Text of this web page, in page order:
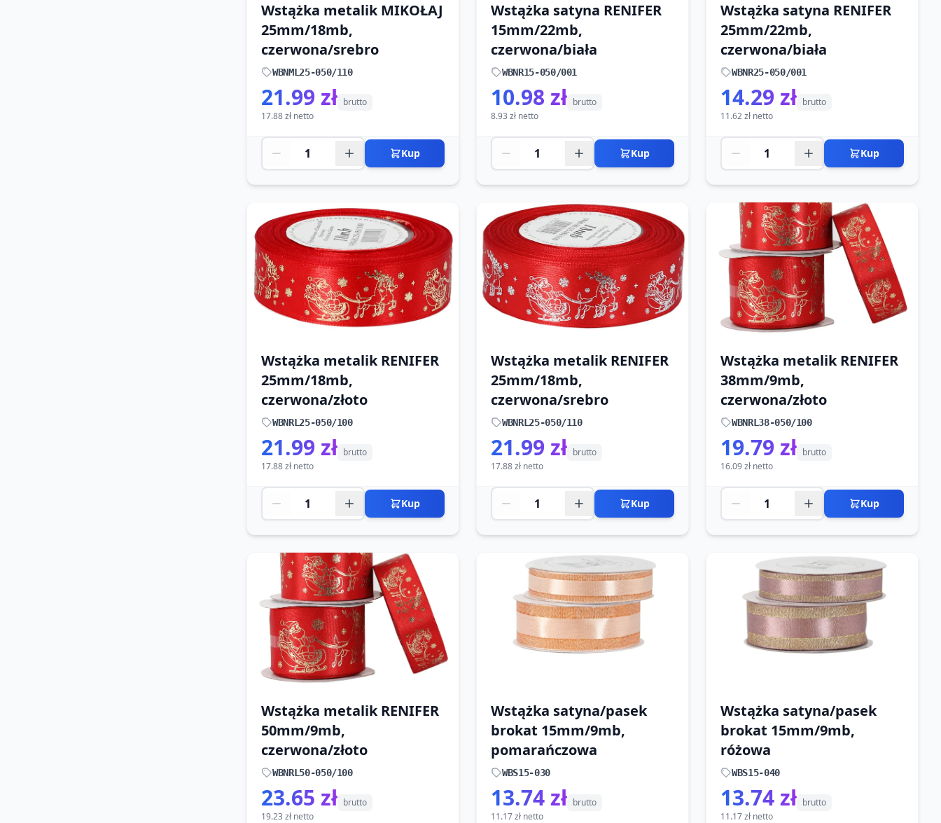
Wstążka metalik MIKOŁAJ
25mm/18mb,
czerwona/srebro
WBNML25-050/110
21.99 zł brutto
17.88 zł netto
Kup
Wstążka satyna RENIFER
15mm/22mb,
czerwona/biała
WBNR15-050/001
10.98 zł brutto
8.93 zł netto
Kup
Wstążka satyna RENIFER
25mm/22mb,
czerwona/biała
WBNR25-050/001
14.29 zł brutto
11.62 zł netto
Kup
Wstążka metalik RENIFER
25mm/18mb,
czerwona/złoto
WBNRL25-050/100
21.99 zł brutto
17.88 zł netto
Kup
Wstążka metalik RENIFER
25mm/18mb,
czerwona/srebro
WBNRL25-050/110
21.99 zł brutto
17.88 zł netto
Kup
Wstążka metalik RENIFER
38mm/9mb,
czerwona/złoto
WBNRL38-050/100
19.79 zł brutto
16.09 zł netto
Kup
Wstążka metalik RENIFER
50mm/9mb,
czerwona/złoto
WBNRL50-050/100
23.65 zł brutto
19.23 zł netto
Wstążka satyna/pasek
brokat 15mm/9mb,
pomarańczowa
WBS15-030
13.74 zł brutto
11.17 zł netto
Wstążka satyna/pasek
brokat 15mm/9mb,
różowa
WBS15-040
13.74 zł brutto
11.17 zł netto